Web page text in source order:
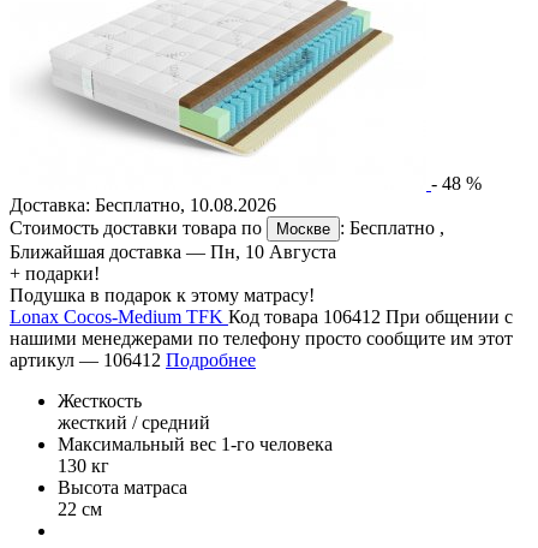
- 48 %
Доставка: Бесплатно, 10.08.2026
Стоимость доставки товара по
Москве : Бесплатно ,
Ближайшая доставка — Пн, 10 Августа
+ подарки!
Подушка в подарок к этому матрасу!
Lonax Cocos-Medium TFK Код товара 106412 При общении с
нашими менеджерами по телефону просто сообщите им этот
артикул — 106412 Подробнее
Жесткость
жесткий / средний
Максимальный вес 1-го человека
130 кг
Высота матраса
22 см